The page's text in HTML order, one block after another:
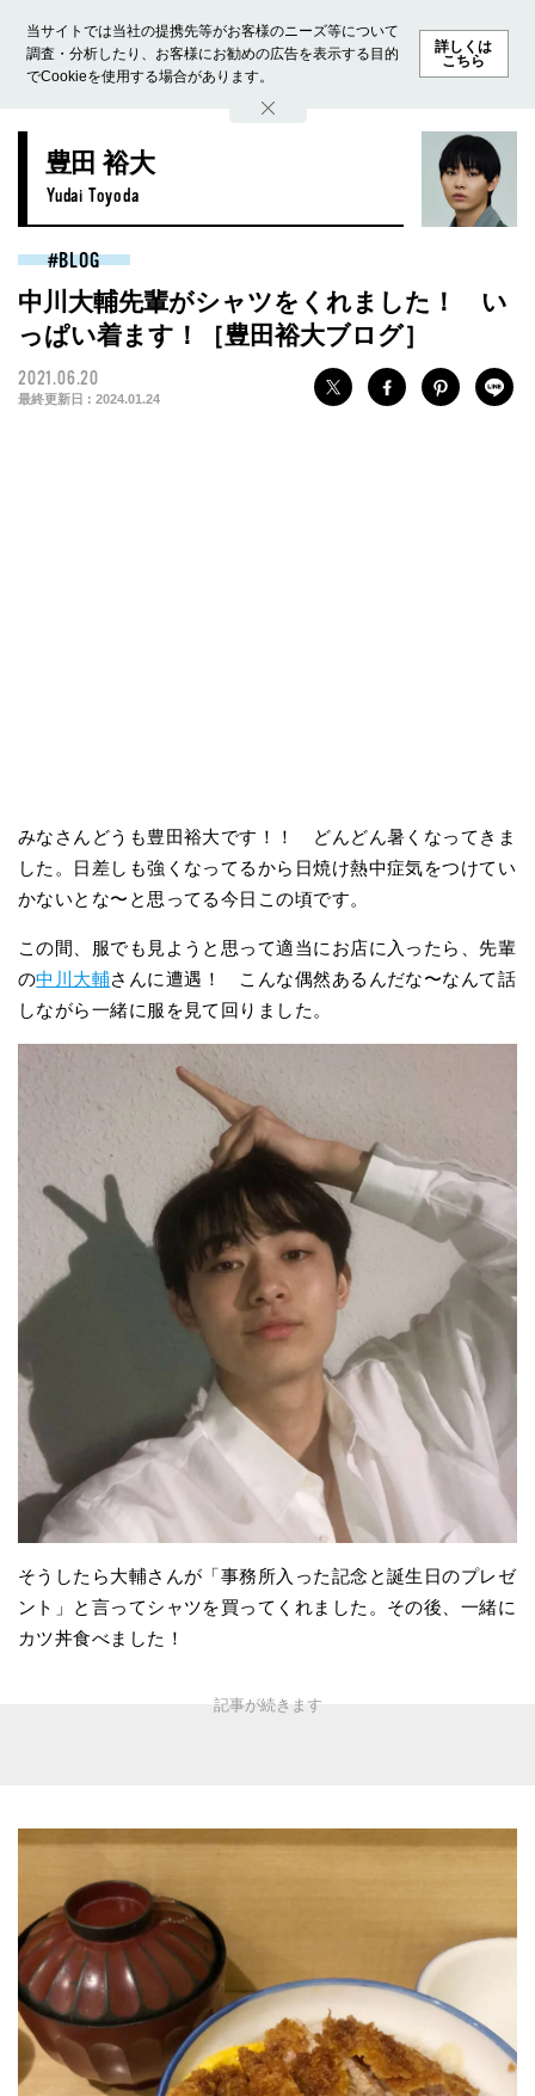
当サイトでは当社の提携先等がお客様のニーズ等について
調査・分析したり、お客様にお勧めの広告を表示する目的
でCookieを使用する場合があります。
詳しくは
こちら
ホーム モデル募集 ランキング ファッション ビューテ
豊田 裕大
Yudai Toyoda
BLOG
中川大輔先輩がシャツをくれました！ い
っぱい着ます！［豊田裕大ブログ］
2021.06.20
最終更新日 : 2024.01.24
みなさんどうも豊田裕大です！！ どんどん暑くなってきま
した。日差しも強くなってるから日焼け熱中症気をつけてい
かないとな〜と思ってる今日この頃です。
この間、服でも見ようと思って適当にお店に入ったら、先輩
の中川大輔さんに遭遇！ こんな偶然あるんだな〜なんて話
しながら一緒に服を見て回りました。
そうしたら大輔さんが「事務所入った記念と誕生日のプレゼ
ント」と言ってシャツを買ってくれました。その後、一緒に
カツ丼食べました！